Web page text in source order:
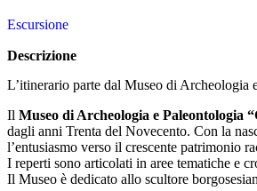
Escursione
Descrizione
L’itinerario parte dal Museo di Archeologia
Il Museo di Archeologia e Paleontologia
dagli anni Trenta del Novecento. Con la
l’entusiasmo verso il crescente patrimonio
I reperti sono articolati in aree tematiche e
Il Museo è dedicato allo scultore